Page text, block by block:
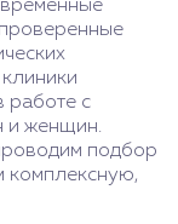
работе с
и женщин.
подбор
комплексную,